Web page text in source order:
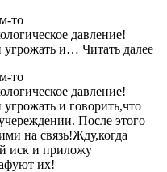
то
давление!
и… Читать далее
то
давление!
и говорить,что
После этого
на связь!Жду,когда
иск и приложу
их!